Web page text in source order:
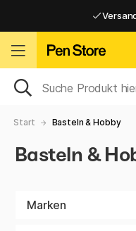
Start Basteln & Hobby
Basteln &
Marken